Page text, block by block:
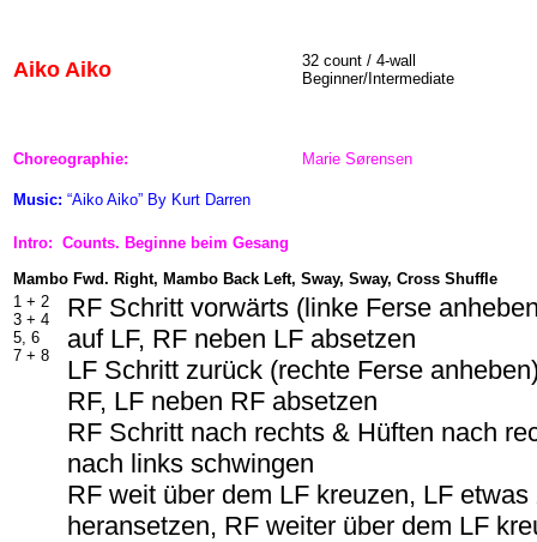
Aiko Aiko
32 count / 4-wall
Beginner/Intermediate
Choreographie: Marie Sørensen
Music: “Aiko Aiko” By Kurt Darren
Intro: Counts. Beginne beim Gesang
Mambo Fwd. Right, Mambo Back Left, Sway, Sway, Cross Shuffle
1 + 2
3 + 4
5, 6
7 + 8
RF Schritt vorwärts (linke Ferse
auf LF, RF neben LF absetzen
LF Schritt zurück (rechte Ferse
RF, LF neben RF absetzen
RF Schritt nach rechts & Hüften nach
nach links schwingen
RF weit über dem LF kreuzen, LF etwas
heransetzen, RF weiter über dem LF